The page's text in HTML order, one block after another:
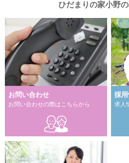
ひだまりの家小野
お問い合わせ
お問い合わせの際はこちらから
採
求人